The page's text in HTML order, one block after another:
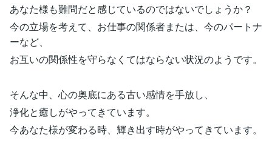
あなた様も難問だと感じているのではないでしょうか？
今の立場を考えて、お仕事の関係者または、今のパートナ
ーなど、
お互いの関係性を守らなくてはならない状況のようです。
そんな中、心の奥底にある古い感情を手放し、
浄化と癒しがやってきています。
今あなた様が変わる時、輝き出す時がやってきています。